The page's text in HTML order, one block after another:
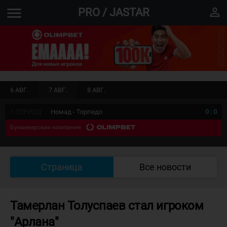
menu PRO / JASTAR perm_identity
6 АВГ. 7 АВГ. 8 АВГ.
Номад - Торпедо 0 : 0
Букмекерская компания
Страница Все новости
Тамерлан Толуспаев стал игроком
"Арлана"